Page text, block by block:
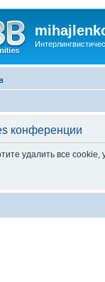
конференции
удалить все